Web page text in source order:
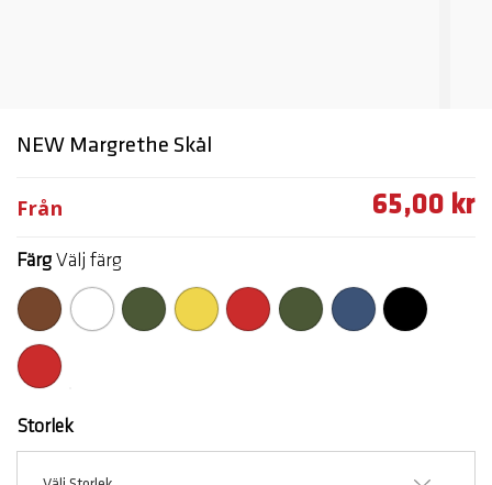
NEW Margrethe Skål
Från 65,00 kr
Färg Välj färg
Storlek